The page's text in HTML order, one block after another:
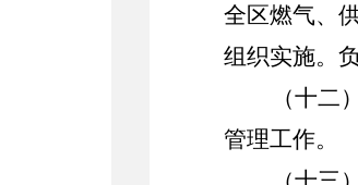
全区燃气、
组织实施。
（十二）
管理工作。